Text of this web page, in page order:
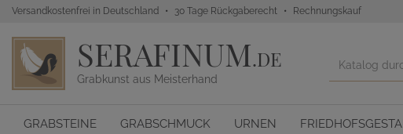
Versandkostenfrei in Deutschland 30 Tage Rückgaberecht Rechnungskauf
SERAFINUM.DE
Grabkunst aus Meisterhand
GRABSTEINE GRABSCHMUCK URNEN